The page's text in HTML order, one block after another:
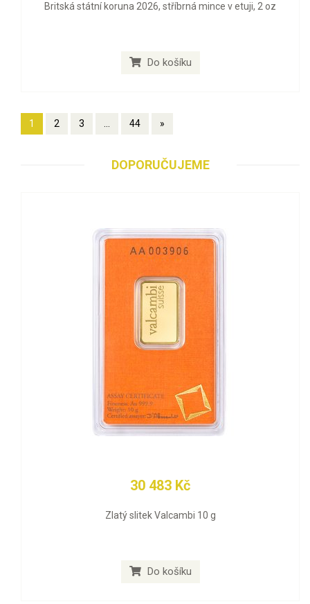
Britská státní koruna 2026, stříbrná mince v etuji, 2 oz
Do košíku
1 2 3 ... 44 »
DOPORUČUJEME
30 483 Kč
Zlatý slitek Valcambi 10 g
Do košíku